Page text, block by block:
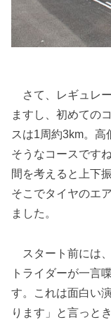
さて、レギュレ
ますし、初めての
スは1周約3km。高
そうなコースです
間を考えると上下
そこでタイヤのエ
ました。
スタート前には
トライダーが一言
す。これは面白い
ります」と言っと